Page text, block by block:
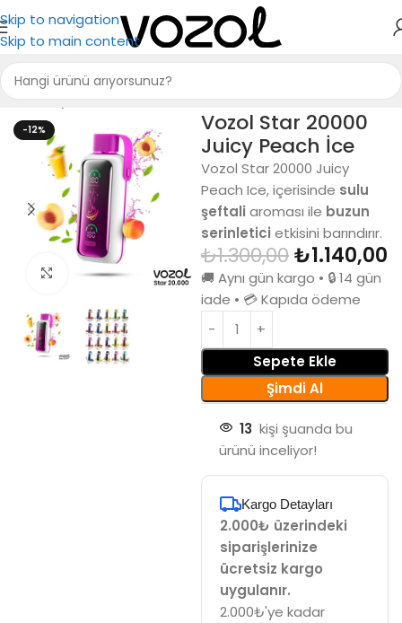
Skip to navigation
Skip to main content
Ana Sayfa Puff Bar
-12%
Büyütmek için tıkla
Vozol Star 20000
Juicy Peach İce
Vozol Star 20000 Juicy
Peach Ice, içerisinde sulu
şeftali aroması ile buzun
serinletici etkisini barındırır.
₺1.300,00₺1.140,00
🚚 Aynı gün kargo • 🔒 14 gün
iade • 💳 Kapıda ödeme
Sepete Ekle
Şimdi Al
13 kişi şuanda bu
ürünü inceliyor!
Kargo Detayları
2.000₺ üzerindeki
siparişlerinize
ücretsiz kargo
uygulanır.
2.000₺'ye kadar